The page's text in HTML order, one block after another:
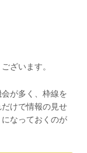
ざいます。
が多く、枠線を
けで情報の見せ
なっておくのが